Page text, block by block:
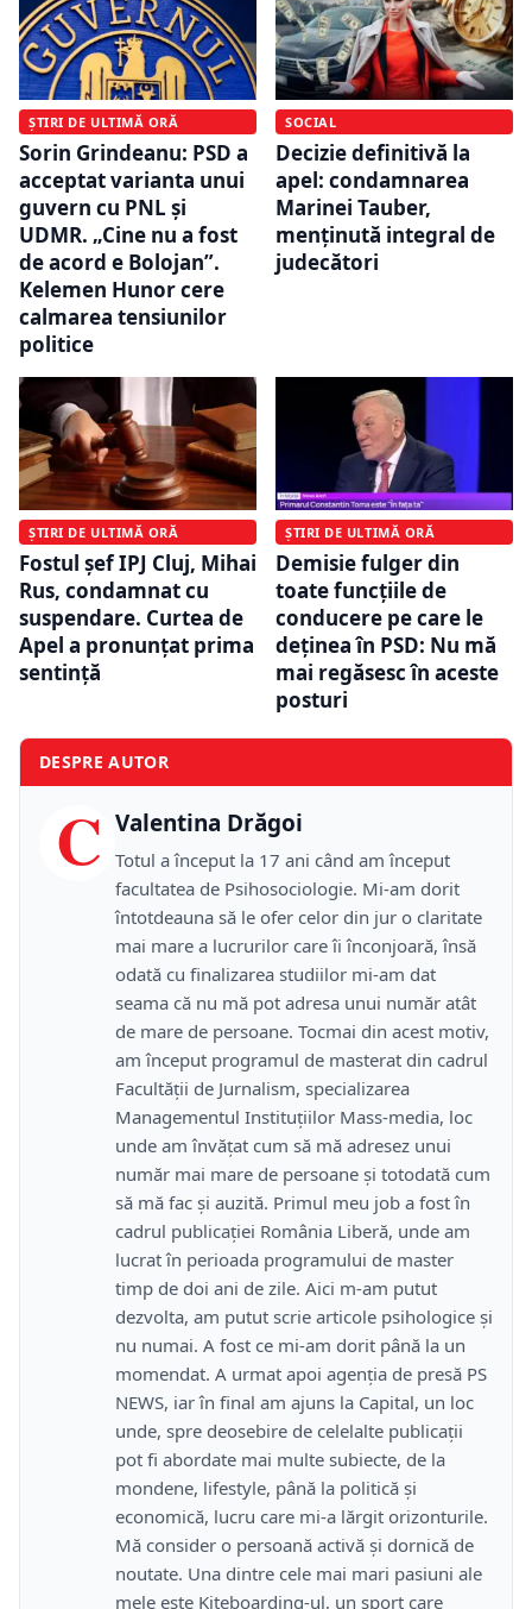
ȘTIRI DE ULTIMĂ ORĂ
Sorin Grindeanu: PSD a
acceptat varianta unui
guvern cu PNL și
UDMR. „Cine nu a fost
de acord e Bolojan”.
Kelemen Hunor cere
calmarea tensiunilor
politice
SOCIAL
Decizie definitivă la
apel: condamnarea
Marinei Tauber,
menținută integral de
judecători
ȘTIRI DE ULTIMĂ ORĂ
Fostul șef IPJ Cluj, Mihai
Rus, condamnat cu
suspendare. Curtea de
Apel a pronunțat prima
sentință
ȘTIRI DE ULTIMĂ ORĂ
Demisie fulger din
toate funcțiile de
conducere pe care le
deținea în PSD: Nu mă
mai regăsesc în aceste
posturi
DESPRE AUTOR
C Valentina Drăgoi
Totul a început la 17 ani când am început
facultatea de Psihosociologie. Mi-am dorit
întotdeauna să le ofer celor din jur o claritate
mai mare a lucrurilor care îi înconjoară, însă
odată cu finalizarea studiilor mi-am dat
seama că nu mă pot adresa unui număr atât
de mare de persoane. Tocmai din acest motiv,
am început programul de masterat din cadrul
Facultății de Jurnalism, specializarea
Managementul Instituțiilor Mass-media, loc
unde am învățat cum să mă adresez unui
număr mai mare de persoane și totodată cum
să mă fac și auzită. Primul meu job a fost în
cadrul publicației România Liberă, unde am
lucrat în perioada programului de master
timp de doi ani de zile. Aici m-am putut
dezvolta, am putut scrie articole psihologice și
nu numai. A fost ce mi-am dorit până la un
momendat. A urmat apoi agenția de presă PS
NEWS, iar în final am ajuns la Capital, un loc
unde, spre deosebire de celelalte publicații
pot fi abordate mai multe subiecte, de la
mondene, lifestyle, până la politică și
economică, lucru care mi-a lărgit orizonturile.
Mă consider o persoană activă și dornică de
noutate. Una dintre cele mai mari pasiuni ale
mele este Kiteboarding-ul, un sport care